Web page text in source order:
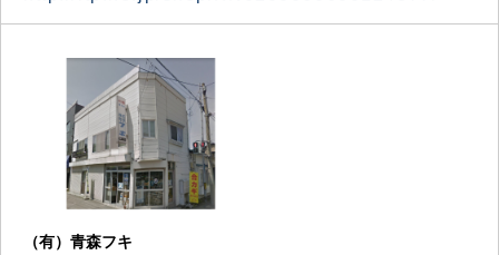
（有）青森フキ